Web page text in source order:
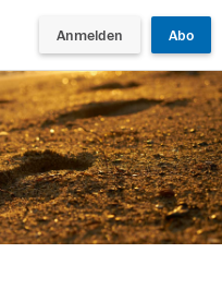
Anmelden Abo